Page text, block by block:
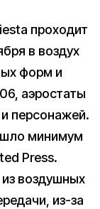
проходит
в воздух
форм и
аэростаты
персонажей.
минимум
Press.
воздушных
из-за